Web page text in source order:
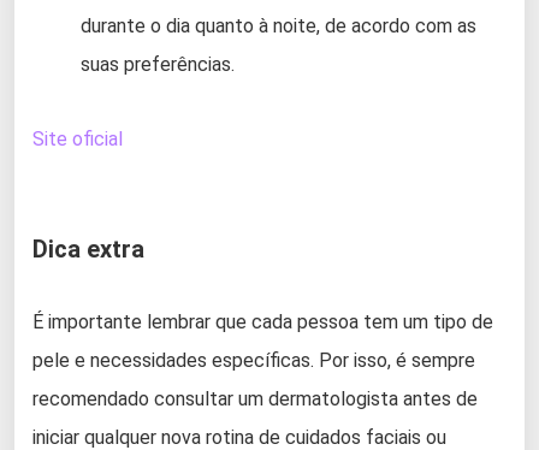
durante o dia quanto à noite, de acordo com as
suas preferências.
Site oficial
Dica extra
É importante lembrar que cada pessoa tem um tipo de
pele e necessidades específicas. Por isso, é sempre
recomendado consultar um dermatologista antes de
iniciar qualquer nova rotina de cuidados faciais ou